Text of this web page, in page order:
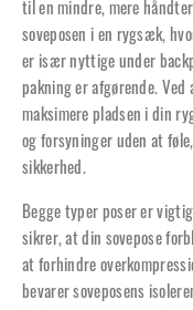
til en mindre, mere
soveposen i en rygsæk,
er især nyttige under
pakning er afgørende. Ved
maksimere pladsen i din
og forsyninger uden at
sikkerhed.
Begge typer poser er
sikrer, at din sovepose
at forhindre
bevarer soveposens